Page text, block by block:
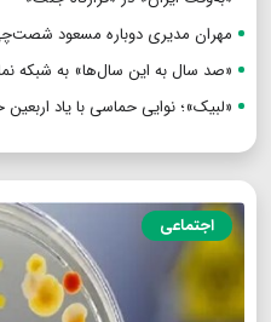
مهران مدیری دوباره مسعود
«صد سال به این سال‌ها» به شبکه
«لبیک»؛ نوایی حماسی با یاد
اجتماعی